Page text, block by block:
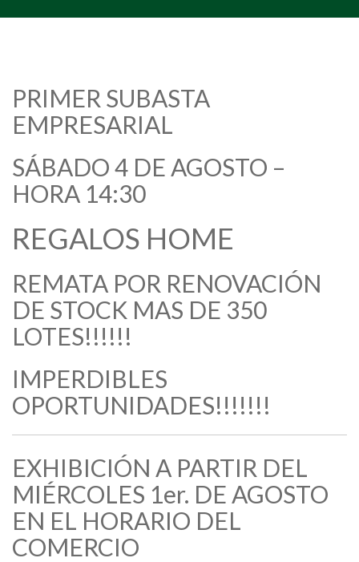
PRIMER SUBASTA
EMPRESARIAL
SÁBADO 4 DE AGOSTO –
HORA 14:30
REGALOS HOME
REMATA POR RENOVACIÓN
DE STOCK MAS DE 350
LOTES!!!!!!
IMPERDIBLES
OPORTUNIDADES!!!!!!!
EXHIBICIÓN A PARTIR DEL
MIÉRCOLES 1er. DE AGOSTO
EN EL HORARIO DEL
COMERCIO